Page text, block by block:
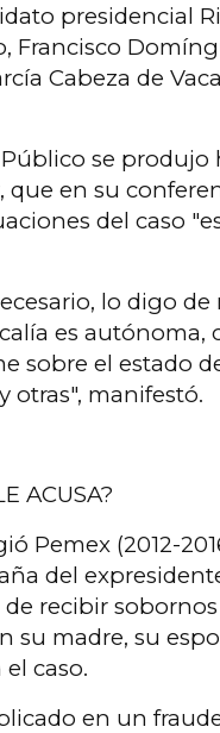
presidencial
Francisco
Cabeza de
se produjo
que en su
del caso
lo digo
es autónoma,
sobre el estado
otras", manifestó.
ACUSA?
Pemex (2012-
del
de recibir
su madre, su
caso.
en un